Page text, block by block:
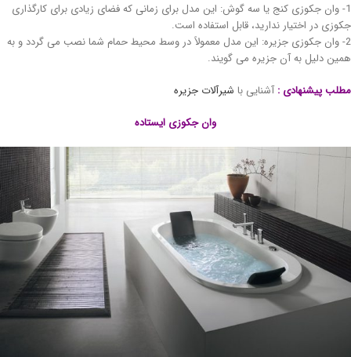
وان جکوزی کنج یا سه گوش: این مدل برای زمانی که فضای زیادی برای کارگذاری
در اختیار ندارید، قابل استفاده است.
وان جکوزی جزیره: این مدل معمولاً در وسط محیط حمام شما نصب می گردد و به
دلیل به آن جزیره می گویند.
پیشنهادی :آشنایی باشیرآلات جزیره
وان جکوزی ایستاده